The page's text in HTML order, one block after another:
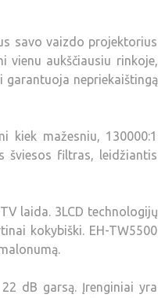
savo vaizdo projektorius
vienu aukščiausiu rinkoje,
nepriekaištingą
kiek mažesniu, 130000:1
šviesos filtras, leidžiantis
laida. 3LCD technologijų
kokybiški. EH-TW5500
dB garsą. Įrenginiai yra